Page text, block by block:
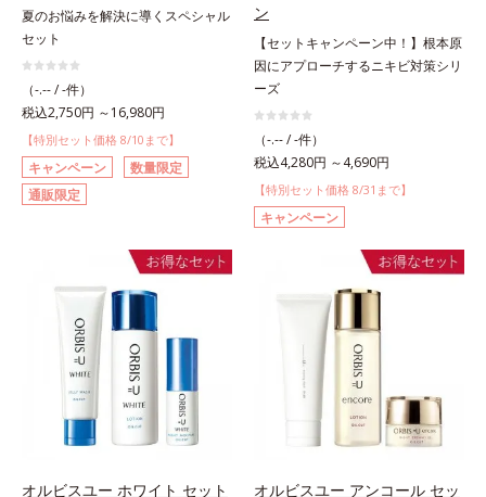
夏のお悩みを解決に導くスペシャル
セット
（-.-- / -件）
税込2,750円 ～16,980円
【特別セット価格 8/10まで】
キャンペーン
数量限定
通販限定
ン
【セットキャンペーン中！】根本原
因にアプローチするニキビ対策シリ
ーズ
（-.-- / -件）
税込4,280円 ～4,690円
【特別セット価格 8/31まで】
キャンペーン
オルビスユー ホワイト セット
オルビスユー アンコール セッ